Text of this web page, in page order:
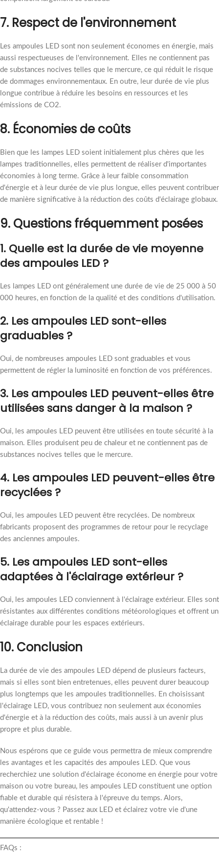
7. Respect de l'environnement
Les ampoules LED sont non seulement économes en énergie, mais
aussi respectueuses de l'environnement. Elles ne contiennent pas
de substances nocives telles que le mercure, ce qui réduit le risque
de dommages environnementaux. En outre, leur durée de vie plus
longue contribue à réduire les besoins en ressources et les
émissions de CO2.
8. Économies de coûts
Bien que les lampes LED soient initialement plus chères que les
lampes traditionnelles, elles permettent de réaliser d'importantes
économies à long terme. Grâce à leur faible consommation
d'énergie et à leur durée de vie plus longue, elles peuvent contribuer
de manière significative à la réduction des coûts d'éclairage globaux.
9. Questions fréquemment posées
1. Quelle est la durée de vie moyenne
des ampoules LED ?
Les lampes LED ont généralement une durée de vie de 25 000 à 50
000 heures, en fonction de la qualité et des conditions d'utilisation.
2. Les ampoules LED sont-elles
graduables ?
Oui, de nombreuses ampoules LED sont graduables et vous
permettent de régler la luminosité en fonction de vos préférences.
3. Les ampoules LED peuvent-elles être
utilisées sans danger à la maison ?
Oui, les ampoules LED peuvent être utilisées en toute sécurité à la
maison. Elles produisent peu de chaleur et ne contiennent pas de
substances nocives telles que le mercure.
4. Les ampoules LED peuvent-elles être
recyclées ?
Oui, les ampoules LED peuvent être recyclées. De nombreux
fabricants proposent des programmes de retour pour le recyclage
des anciennes ampoules.
5. Les ampoules LED sont-elles
adaptées à l'éclairage extérieur ?
Oui, les ampoules LED conviennent à l'éclairage extérieur. Elles sont
résistantes aux différentes conditions météorologiques et offrent un
éclairage durable pour les espaces extérieurs.
10. Conclusion
La durée de vie des ampoules LED dépend de plusieurs facteurs,
mais si elles sont bien entretenues, elles peuvent durer beaucoup
plus longtemps que les ampoules traditionnelles. En choisissant
l'éclairage LED, vous contribuez non seulement aux économies
d'énergie et à la réduction des coûts, mais aussi à un avenir plus
propre et plus durable.
Nous espérons que ce guide vous permettra de mieux comprendre
les avantages et les capacités des ampoules LED. Que vous
recherchiez une solution d'éclairage économe en énergie pour votre
maison ou votre bureau, les ampoules LED constituent une option
fiable et durable qui résistera à l'épreuve du temps. Alors,
qu'attendez-vous ? Passez aux LED et éclairez votre vie d'une
manière écologique et rentable !
FAQs :